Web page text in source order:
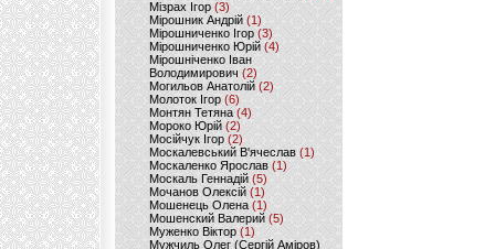
Мізрах Ігор(3)
Мірошник Андрій(1)
Мірошниченко Ігор (3)
Мірошниченко Юрій(4)
Мірошніченко Іван
Володимирович (2)
Могильов Анатолій (2)
Молоток Ігор (6)
Монтян Тетяна (4)
Мороко Юрій(2)
Мосійчук Ігор (2)
Москалевський В'ячеслав (1)
Москаленко Ярослав (1)
Москаль Геннадій (5)
Мочанов Олексій(1)
Мошенець Олена(1)
Мошенский Валерий (5)
Муженко Віктор (1)
Мужчиль Олег (Сергій Аміров)